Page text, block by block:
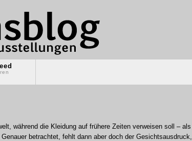
während die Kleidung auf frühere Zeiten verweisen soll – als
betrachtet, fehlt dann aber doch der